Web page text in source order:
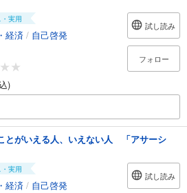
実用
経済 / 自己啓発
)
試し読み
フォロー
とがいえる人、いえない人 「アサーシ
実用
経済 / 自己啓発
試し読み